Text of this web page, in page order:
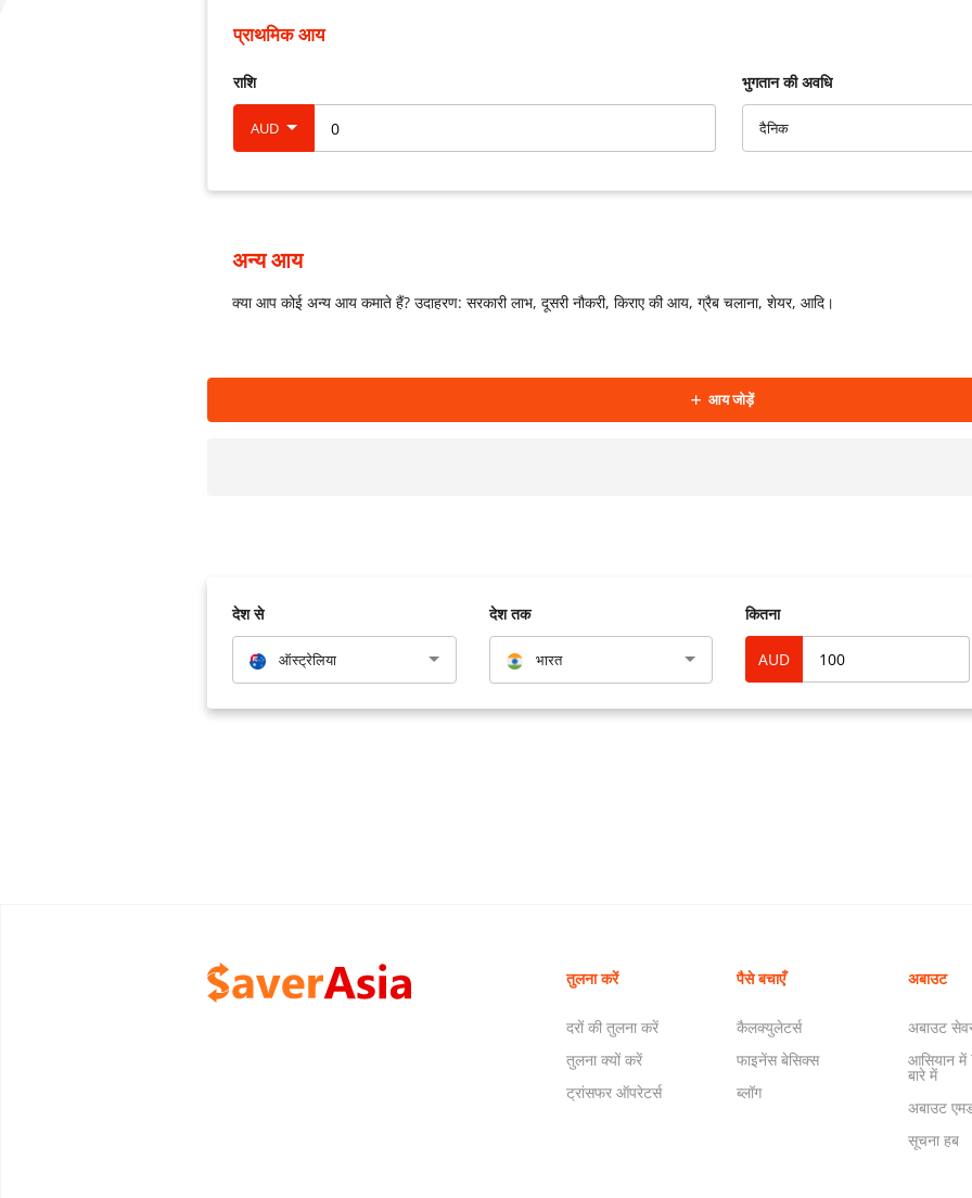
प्राथमिक आय
राशि
AUD
भुगतान की अवधि
दैनिक
अन्य आय
क्या आप कोई अन्य आय कमाते हैं? उदाहरण: सरकारी लाभ, दूसरी नौकरी, किराए की आय, ग्रैब चलाना, शेयर, आदि।
आय जोड़ें
देश से
ऑस्ट्रेलिया
देश तक
भारत
कितना
AUD
तुलना करें
दरों की तुलना करें
तुलना क्यों करें
ट्रांसफर ऑपरेटर्स
पैसे बचाएँ
कैलक्युलेटर्स
फाइनेंस बेसिक्स
ब्लॉग
अबाउट
अबाउट
आसियान
बारे में
अबाउट
सूचना हब